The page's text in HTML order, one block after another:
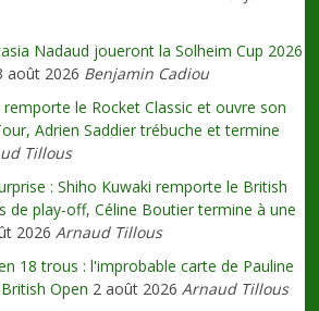
Nadaud joueront la Solheim Cup 2026
août 2026 Benjamin Cadiou
le Rocket Classic et ouvre son
Adrien Saddier trébuche et termine
Tillous
: Shiho Kuwaki remporte le British
de play-off, Céline Boutier termine à une
2026 Arnaud Tillous
18 trous : l'improbable carte de Pauline
Open 2 août 2026 Arnaud Tillous